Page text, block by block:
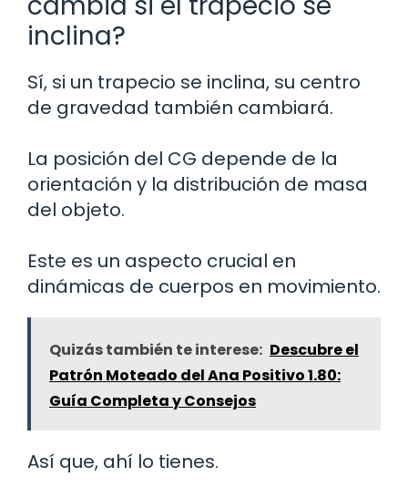
inclina?
Sí, si un trapecio se inclina, su centro
de gravedad también cambiará.
La posición del CG depende de la
orientación y la distribución de masa
del objeto.
Este es un aspecto crucial en
dinámicas de cuerpos en movimiento.
Quizás también te interese: Descubre el
Patrón Moteado del Ana Positivo 1.80:
Guía Completa y Consejos
Así que, ahí lo tienes.